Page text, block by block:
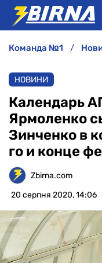
АНАЛІТИКА
ІНТЕРВ'Ю
РІЗНЕ
БУКМЕКЕРИ
команда №1
НОВИНИ
Календарь
Ярмоленко
Зинченко в
го и конце
Zbirna.com
20 серпня 2020, 14:06